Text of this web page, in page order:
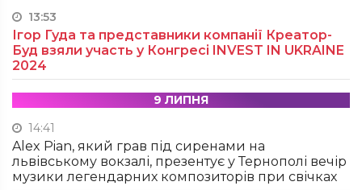
13:53
Ігор Гуда та представники компанії Креатор-
Буд взяли участь у Конгресі INVEST IN UKRAINE
2024
9 ЛИПНЯ
14:41
Alex Pian, який грав під сиренами на
львівському вокзалі, презентує у Тернополі вечір
музики легендарних композиторів при свічках